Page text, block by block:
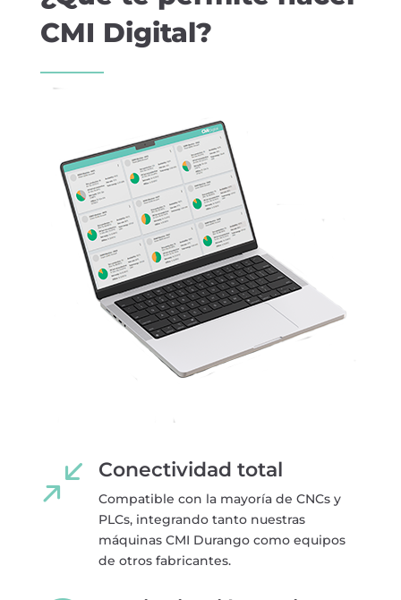
CMI Digital?
/ Conectividad total
Compatible con la mayoría de CNCs y
PLCs, integrando tanto nuestras
máquinas CMI Durango como equipos
de otros fabricantes.